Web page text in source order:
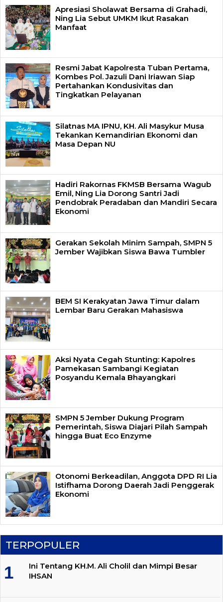
Apresiasi Sholawat Bersama di Grahadi,
Ning Lia Sebut UMKM Ikut Rasakan
Manfaat
Resmi Jabat Kapolresta Tuban Pertama,
Kombes Pol. Jazuli Dani Iriawan Siap
Pertahankan Kondusivitas dan
Tingkatkan Pelayanan
Silatnas MA IPNU, KH. Ali Masykur Musa
Tekankan Kemandirian Ekonomi dan
Masa Depan NU
Hadiri Rakornas FKMSB Bersama Wagub
Emil, Ning Lia Dorong Santri Jadi
Pendobrak Peradaban dan Mandiri Secara
Ekonomi
Gerakan Sekolah Minim Sampah, SMPN 5
Jember Wajibkan Siswa Bawa Tumbler
BEM SI Kerakyatan Jawa Timur dalam
Lembar Baru Gerakan Mahasiswa
Aksi Nyata Cegah Stunting: Kapolres
Pamekasan Sambangi Kegiatan
Posyandu Kemala Bhayangkari
SMPN 5 Jember Dukung Program
Pemerintah, Siswa Diajari Pilah Sampah
hingga Buat Eco Enzyme
Otonomi Berkeadilan, Anggota DPD RI Lia
Istifhama Dorong Daerah Jadi Penggerak
Ekonomi
TERPOPULER
Ini Tentang KH.M. Ali Cholil dan Mimpi Besar
IHSAN